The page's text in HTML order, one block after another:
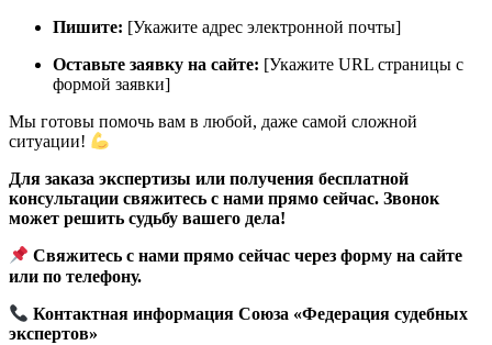
Пишите: [Укажите адрес электронной почты]
Оставьте заявку на сайте: [Укажите URL страницы с
формой заявки]
Мы готовы помочь вам в любой, даже самой сложной
ситуации!
Для заказа экспертизы или получения бесплатной
консультации свяжитесь с нами прямо сейчас. Звонок
может решить судьбу вашего дела!
Свяжитесь с нами прямо сейчас через форму на сайте
или по телефону.
Контактная информация Союза «Федерация судебных
экспертов»